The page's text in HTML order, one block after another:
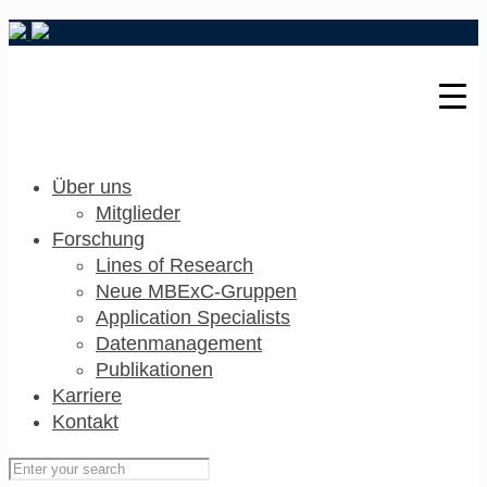
Über uns
Mitglieder
Forschung
Lines of Research
Neue MBExC-Gruppen
Application Specialists
Datenmanagement
Publikationen
Karriere
Kontakt